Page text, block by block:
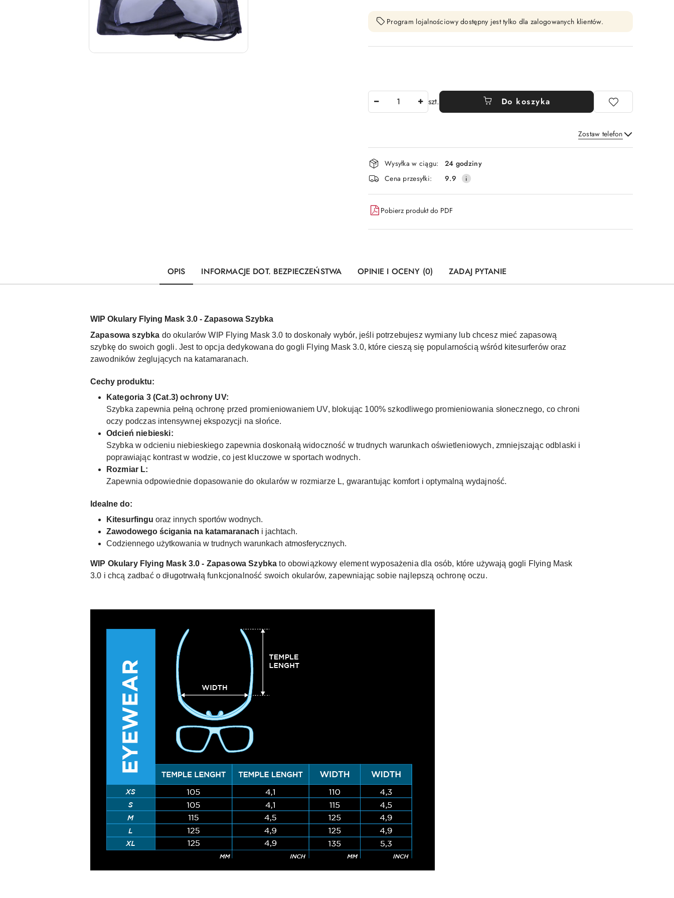
Program lojalnościowy dostępny jest tylko dla zalogowanych klientów.
szt. Do koszyka
Zostaw telefon
Wyślij
Dostępność
i
dostawa
Wysyłka w ciągu:
24 godziny
Cena przesyłki:
9.9
Pobierz produkt do PDF
OPIS INFORMACJE DOT. BEZPIECZEŃSTWA OPINIE I OCENY (0) ZADAJ PYTANIE
WIP Okulary Flying Mask 3.0 - Zapasowa Szybka
Zapasowa szybka do okularów WIP Flying Mask 3.0 to doskonały wybór, jeśli potrzebujesz wymiany lub chcesz mieć zapasową
szybkę do swoich gogli. Jest to opcja dedykowana do gogli Flying Mask 3.0, które cieszą się popularnością wśród kitesurferów oraz
zawodników żeglujących na katamaranach.
Cechy produktu:
Kategoria 3 (Cat.3) ochrony UV:
Szybka zapewnia pełną ochronę przed promieniowaniem UV, blokując 100% szkodliwego promieniowania słonecznego, co chroni
oczy podczas intensywnej ekspozycji na słońce.
Odcień niebieski:
Szybka w odcieniu niebieskiego zapewnia doskonałą widoczność w trudnych warunkach oświetleniowych, zmniejszając odblaski i
poprawiając kontrast w wodzie, co jest kluczowe w sportach wodnych.
Rozmiar L:
Zapewnia odpowiednie dopasowanie do okularów w rozmiarze L, gwarantując komfort i optymalną wydajność.
Idealne do:
Kitesurfingu oraz innych sportów wodnych.
Zawodowego ścigania na katamaranach i jachtach.
Codziennego użytkowania w trudnych warunkach atmosferycznych.
WIP Okulary Flying Mask 3.0 - Zapasowa Szybka to obowiązkowy element wyposażenia dla osób, które używają gogli Flying Mask
3.0 i chcą zadbać o długotrwałą funkcjonalność swoich okularów, zapewniając sobie najlepszą ochronę oczu.